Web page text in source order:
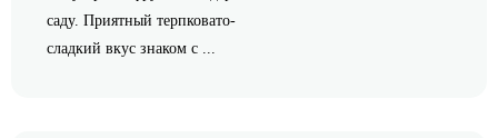
саду. Приятный терпковато-
сладкий вкус знаком с ...